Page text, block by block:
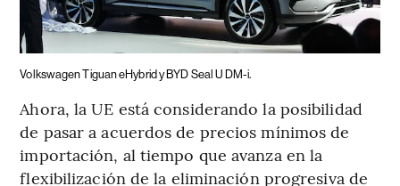
Volkswagen Tiguan eHybrid y BYD Seal U DM-i.
Ahora, la UE está considerando la posibilidad
de pasar a acuerdos de precios mínimos de
importación, al tiempo que avanza en la
flexibilización de la eliminación progresiva de